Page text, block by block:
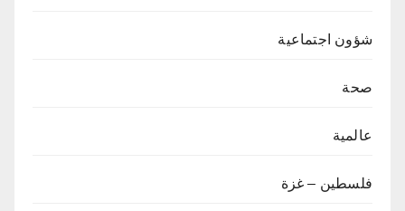
شؤون اجتماعية
صحة
عالمية
فلسطين – غزة